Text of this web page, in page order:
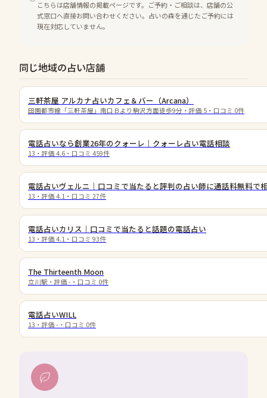
こちらは店舗情報の掲載ページです。ご予約・ご相談は、店舗の公
式窓口へ直接お問い合わせください。占いの森を通じたご予約には
現在対応していません。
同じ地域の占い店舗
三軒茶屋 アルカナ占いカフェ＆バー（Arcana）
田園都市線「三軒茶屋」南口Ｂより駒沢方面徒歩9分 ・評価 5 ・口コミ 0件
電話占いなら創業26年のクォーレ｜クォーレ占い電話相談
13 ・評価 4.6 ・口コミ 459件
電話占いヴェルニ｜口コミで当たると評判の占い師に通話料無料で
13 ・評価 4.1 ・口コミ 27件
電話占いカリス｜口コミで当たると話題の電話占い
13 ・評価 4.1 ・口コミ 93件
The Thirteenth Moon
立川駅 ・評価 - ・口コミ 0件
電話占いWILL
13 ・評価 - ・口コミ 0件